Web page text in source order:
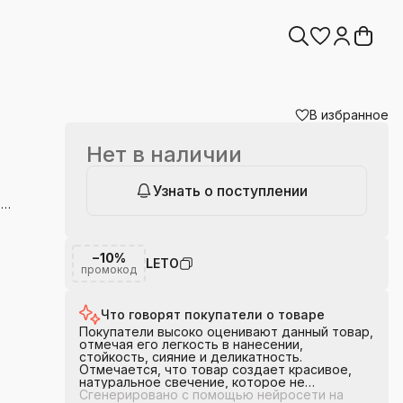
в
В избранное
Нет в наличии
Узнать о поступлении
−10%
промокод LETO
Что говорят покупатели о товаре
Покупатели высоко оценивают данный товар,
отмечая его легкость в нанесении,
стойкость, сияние и деликатность.
Отмечается, что товар создает красивое,
натуральное свечение, которое не
оставляет равнодушными. Покупатели
Сгенерировано с помощью нейросети на